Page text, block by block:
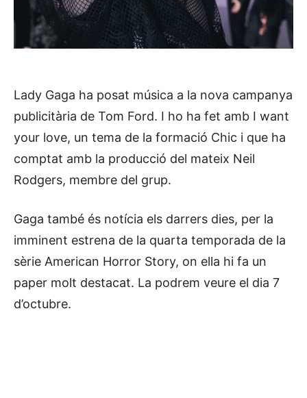
Lady Gaga ha posat música a la nova campanya
publicitària de Tom Ford. I ho ha fet amb I want
your love, un tema de la formació Chic i que ha
comptat amb la producció del mateix Neil
Rodgers, membre del grup.
Gaga també és notícia els darrers dies, per la
imminent estrena de la quarta temporada de la
sèrie American Horror Story, on ella hi fa un
paper molt destacat. La podrem veure el dia 7
d’octubre.